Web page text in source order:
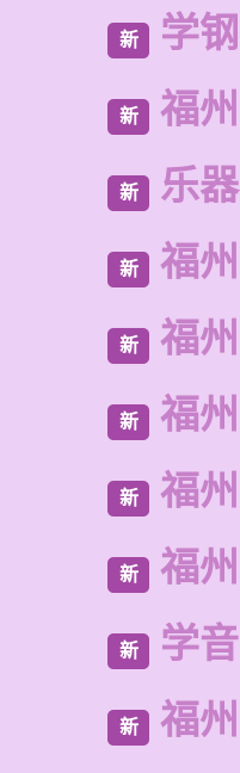
新 学
新 福
新 乐
新 福
新 福
新 福
新 福
新 福
新 学
新 福